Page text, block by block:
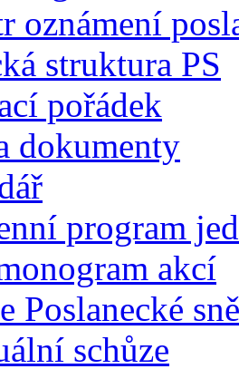
oznámení
struktura PS
pořádek
dokumenty
program
akcí
Poslanecké
schůze